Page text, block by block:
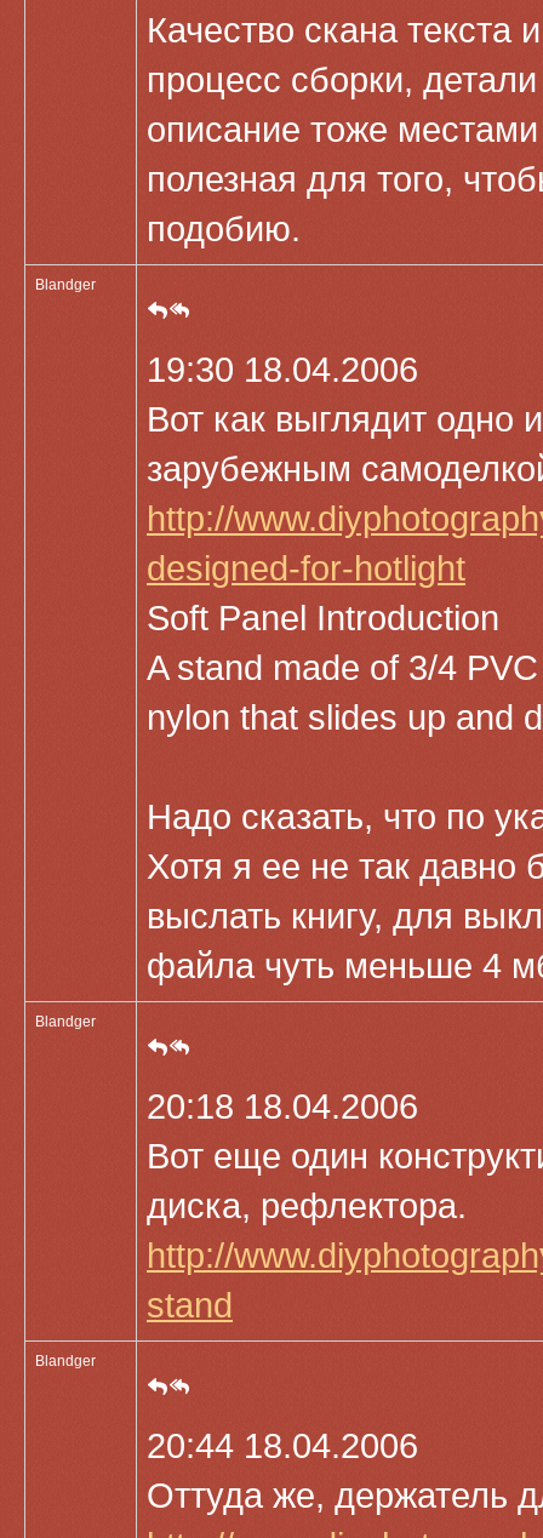
Качество скана
процесс сборки,
описание тоже
полезная для того,
подобию.
Blandger
19:30 18.04.2006
Вот как выглядит одно
зарубежным
http://
designed-for-hotlight
Soft Panel Introduction
A stand made of 3/4
nylon that slides up and
Надо сказать, что по
Хотя я ее не так давно
выслать книгу, для
файла чуть меньше 4
Blandger
20:18 18.04.2006
Вот еще один
диска, рефлектора.
http://
stand
Blandger
20:44 18.04.2006
Оттуда же, держатель